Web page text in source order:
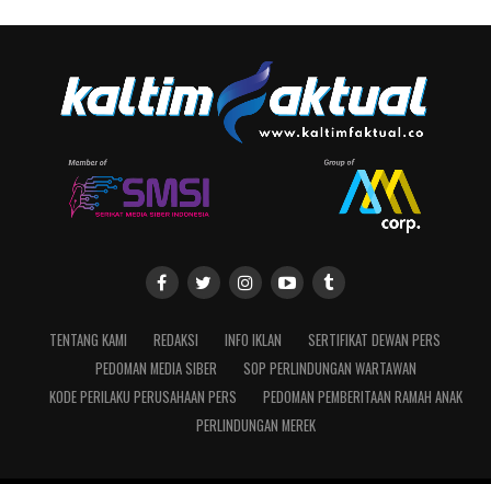
TENTANG KAMI REDAKSI INFO IKLAN
SERTIFIKAT DEWAN PERS
PEDOMAN MEDIA SIBER
SOP PERLINDUNGAN WARTAWAN
KODE PERILAKU PERUSAHAAN PERS
PEDOMAN PEMBERITAAN RAMAH ANAK
PERLINDUNGAN MEREK